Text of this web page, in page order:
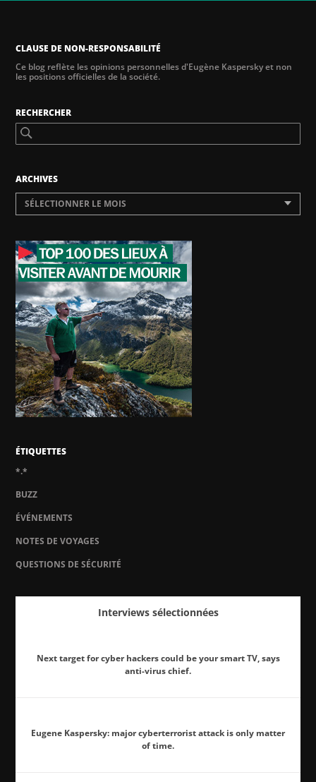
CLAUSE DE NON-RESPONSABILITÉ
Ce blog reflète les opinions personnelles d'Eugène Kaspersky et non
les positions officielles de la société.
RECHERCHER
ARCHIVES
SÉLECTIONNER LE MOIS
ÉTIQUETTES
*.*
BUZZ
ÉVÉNEMENTS
NOTES DE VOYAGES
QUESTIONS DE SÉCURITÉ
Interviews sélectionnées
Next target for cyber hackers could be your smart TV, says
anti-virus chief.
Eugene Kaspersky: major cyberterrorist attack is only matter
of time.